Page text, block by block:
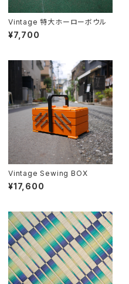
Vintage 特大ホーローボウル
¥7,700
Vintage Sewing BOX
¥17,600